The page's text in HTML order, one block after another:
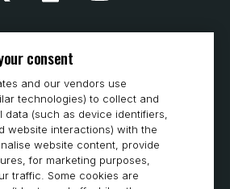
consent
and our vendors use
technologies) to collect and
data (such as device identifiers,
website interactions) with the
website content, provide
for marketing purposes,
traffic. Some cookies are